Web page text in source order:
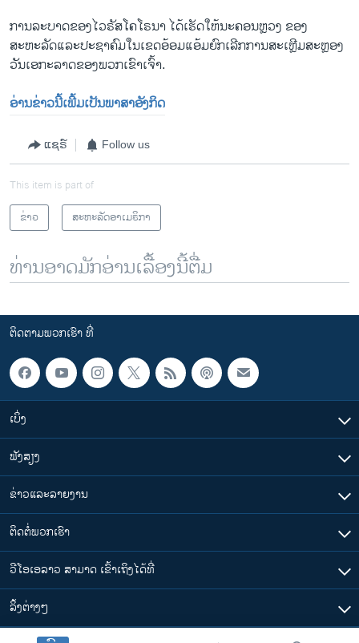
ການລະບາດຂອງໄວຣັສໂຄໂຣນາ ໄດ້ເຮັດໃຫ້ນະຄອນຫຼວງ ຂອງ
ສະຫະລັດແລະປະຊາຄົມໃນເຂດອ້ອມແອ້ມຍົກເລີກການສະເຫຼີມສະຫຼອງ
ວັນເອກະລາດຂອງພວກເຂົາເຈົ້າ.
ອ່ານຂ່າວນີ້ເພີ້ມເປັນພາສາອັງກິດ
ແຊຣ໌ Follow us
This item is part of
ຂ່າວ
ສະຫະລັດອາເມຣິກາ
ທ່ານອາດມັກອ່ານເລື້ອງນີ້ຕື່ມ
ຕິດຕາມພວກເຮົາ ທີ່
ເບິ່ງ
ຟັງສຽງ
ຂ່າວແລະລາຍງານ
ຕິດຕໍ່ພວກເຮົາ
ວີໂອເອລາວ ສາມາດ ເຂົ້າເຖິງໄດ້ທີ່
​ລິ້ງ​ຕ່າງໆ